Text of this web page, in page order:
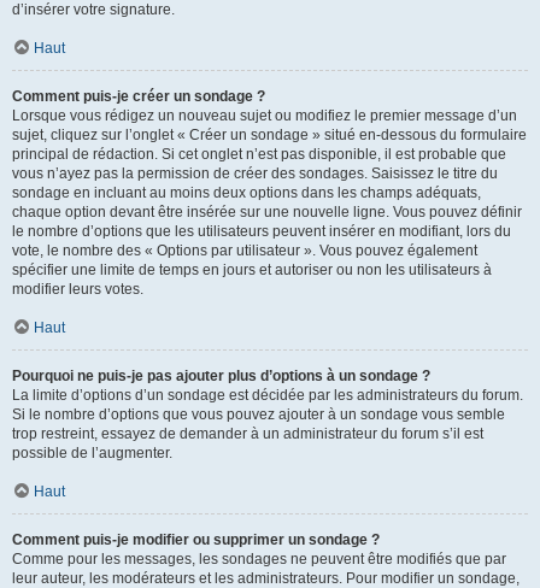
d’insérer votre signature.
Haut
Comment puis-je créer un sondage ?
Lorsque vous rédigez un nouveau sujet ou modifiez le premier message d’un
sujet, cliquez sur l’onglet « Créer un sondage » situé en-dessous du formulaire
principal de rédaction. Si cet onglet n’est pas disponible, il est probable que
vous n’ayez pas la permission de créer des sondages. Saisissez le titre du
sondage en incluant au moins deux options dans les champs adéquats,
chaque option devant être insérée sur une nouvelle ligne. Vous pouvez définir
le nombre d’options que les utilisateurs peuvent insérer en modifiant, lors du
vote, le nombre des « Options par utilisateur ». Vous pouvez également
spécifier une limite de temps en jours et autoriser ou non les utilisateurs à
modifier leurs votes.
Haut
Pourquoi ne puis-je pas ajouter plus d’options à un sondage ?
La limite d’options d’un sondage est décidée par les administrateurs du forum.
Si le nombre d’options que vous pouvez ajouter à un sondage vous semble
trop restreint, essayez de demander à un administrateur du forum s’il est
possible de l’augmenter.
Haut
Comment puis-je modifier ou supprimer un sondage ?
Comme pour les messages, les sondages ne peuvent être modifiés que par
leur auteur, les modérateurs et les administrateurs. Pour modifier un sondage,